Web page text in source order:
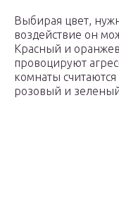
Выбирая цвет,
воздействие он
Красный и
провоцируют
комнаты
розовый и